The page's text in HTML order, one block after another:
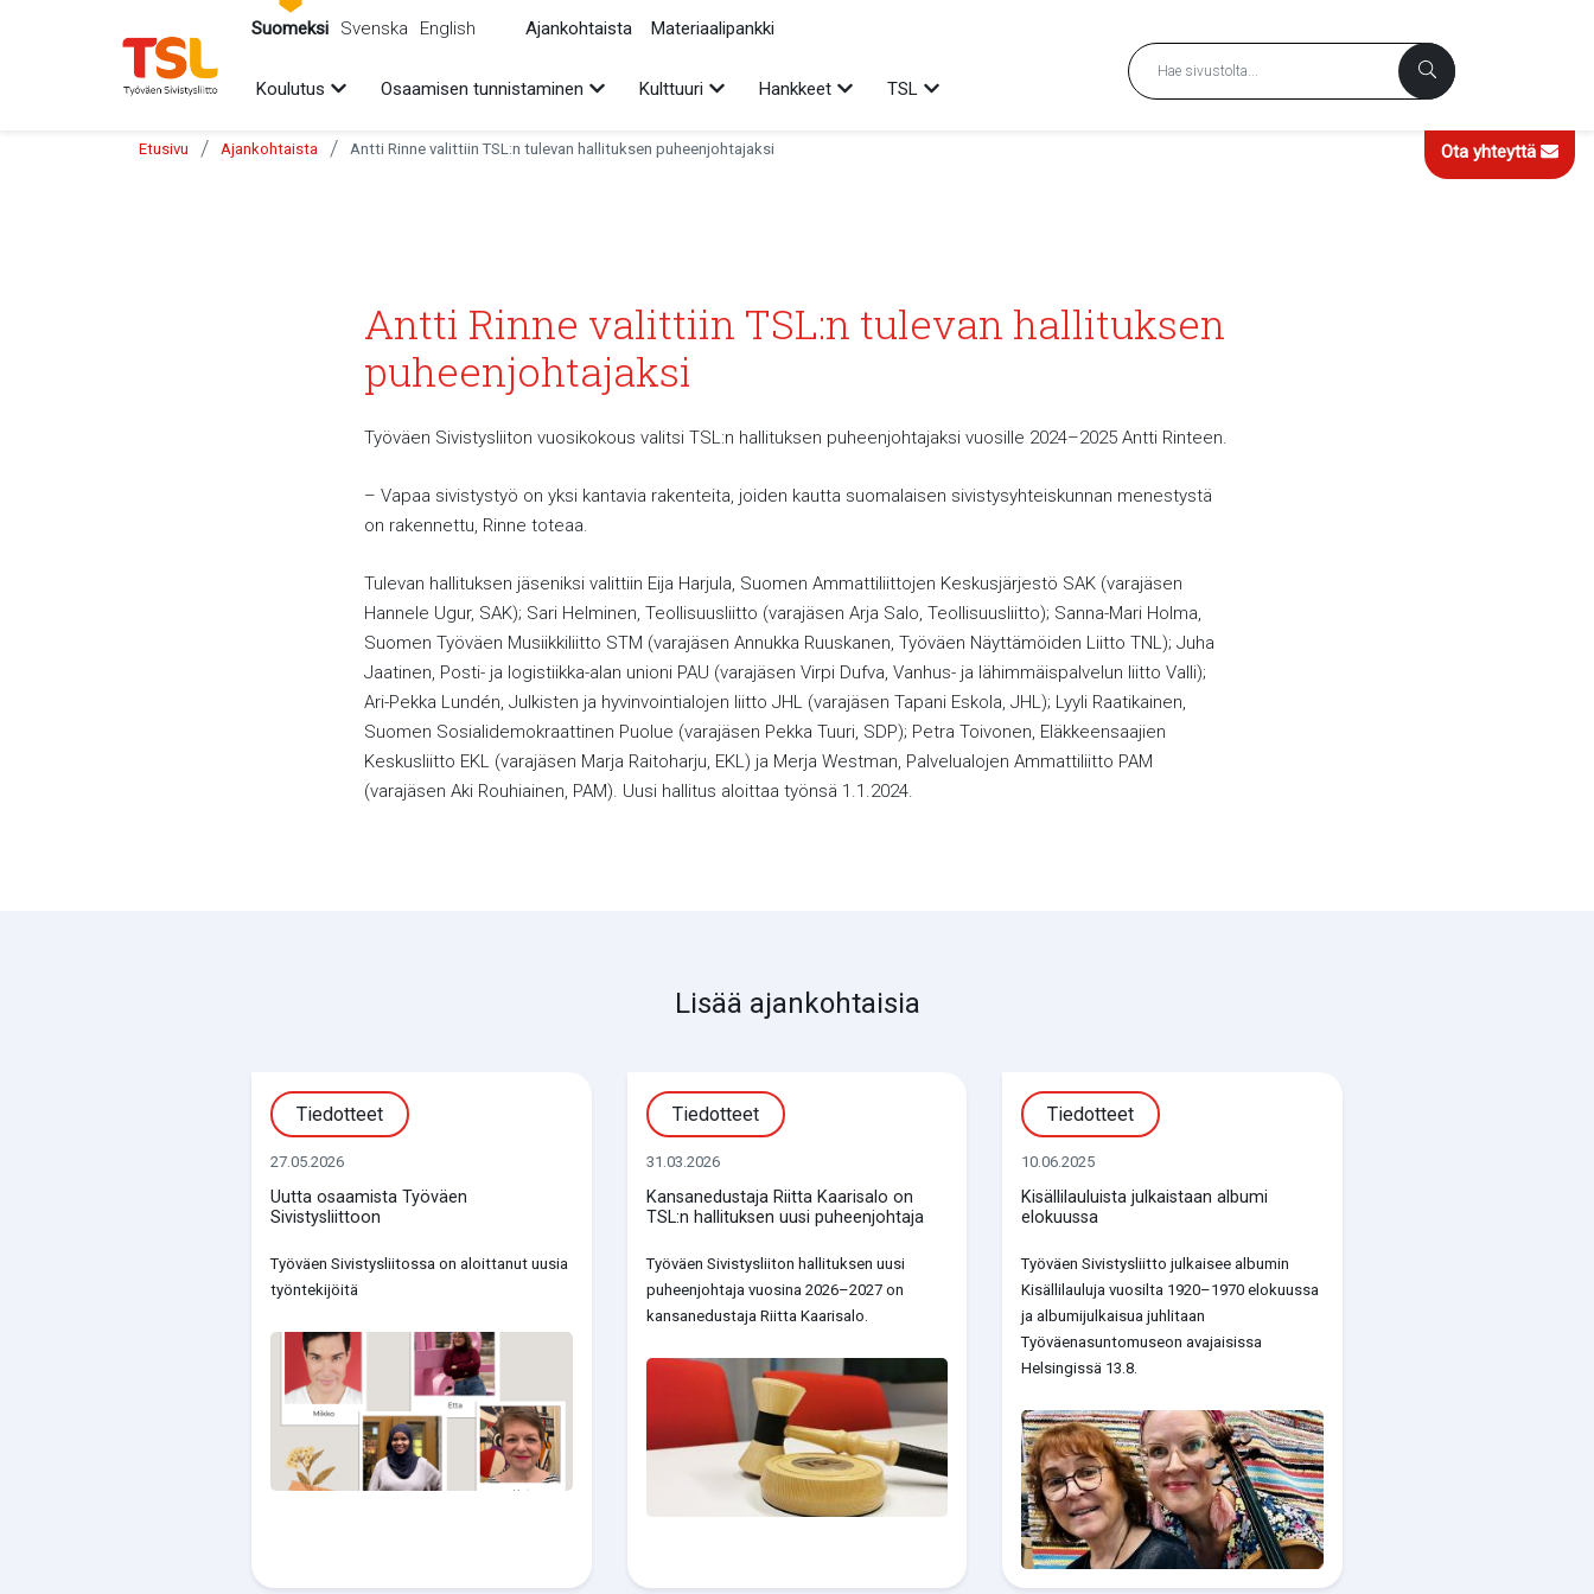
Suomeksi Svenska English Ajankohtaista Materiaalipankki
Koulutus Avaa alavalikko
Osaamisen tunnistaminen Avaa alavalikko
Kulttuuri Avaa alavalikko
Hankkeet Avaa alavalikko
TSL Avaa alavalikko
Ota yhteyttä
Etusivu / Ajankohtaista / Antti Rinne valittiin TSL:n tulevan hallituksen puheenjohtajaksi
Antti Rinne valittiin TSL:n tulevan hallituksen
puheenjohtajaksi
Työväen Sivistysliiton vuosikokous valitsi TSL:n hallituksen puheenjohtajaksi vuosille 2024–2025 Antti Rinteen.
– Vapaa sivistystyö on yksi kantavia rakenteita, joiden kautta suomalaisen sivistysyhteiskunnan menestystä
on rakennettu, Rinne toteaa.
Tulevan hallituksen jäseniksi valittiin Eija Harjula, Suomen Ammattiliittojen Keskusjärjestö SAK (varajäsen
Hannele Ugur, SAK); Sari Helminen, Teollisuusliitto (varajäsen Arja Salo, Teollisuusliitto); Sanna-Mari Holma,
Suomen Työväen Musiikkiliitto STM (varajäsen Annukka Ruuskanen, Työväen Näyttämöiden Liitto TNL); Juha
Jaatinen, Posti- ja logistiikka-alan unioni PAU (varajäsen Virpi Dufva, Vanhus- ja lähimmäispalvelun liitto Valli);
Ari-Pekka Lundén, Julkisten ja hyvinvointialojen liitto JHL (varajäsen Tapani Eskola, JHL); Lyyli Raatikainen,
Suomen Sosialidemokraattinen Puolue (varajäsen Pekka Tuuri, SDP); Petra Toivonen, Eläkkeensaajien
Keskusliitto EKL (varajäsen Marja Raitoharju, EKL) ja Merja Westman, Palvelualojen Ammattiliitto PAM
(varajäsen Aki Rouhiainen, PAM). Uusi hallitus aloittaa työnsä 1.1.2024.
Lisää ajankohtaisia
Tiedotteet
27.05.2026
Uutta osaamista Työväen
Sivistysliittoon
Työväen Sivistysliitossa on aloittanut uusia
työntekijöitä
Tiedotteet
31.03.2026
Kansanedustaja Riitta Kaarisalo on
TSL:n hallituksen uusi puheenjohtaja
Työväen Sivistysliiton hallituksen uusi
puheenjohtaja vuosina 2026–2027 on
kansanedustaja Riitta Kaarisalo.
Tiedotteet
10.06.2025
Kisällilauluista julkaistaan albumi
elokuussa
Työväen Sivistysliitto julkaisee albumin
Kisällilauluja vuosilta 1920–1970 elokuussa
ja albumijulkaisua juhlitaan
Työväenasuntomuseon avajaisissa
Helsingissä 13.8.